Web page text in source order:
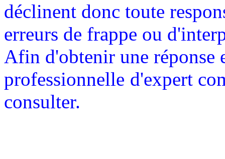
déclinent donc toute
erreurs de frappe ou
Afin d'obtenir une réponse
professionnelle d'expert
consulter.